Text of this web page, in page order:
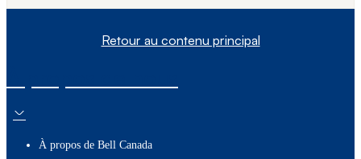
Retour au contenu principal
À propos de Bell Canada